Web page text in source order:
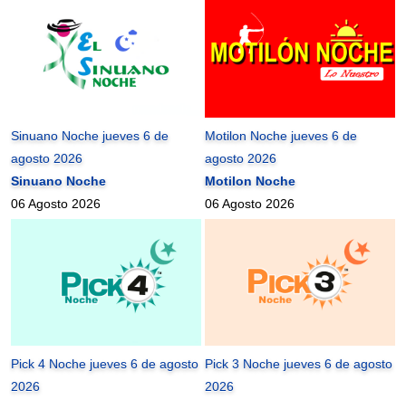
Sinuano Noche jueves 6 de
agosto 2026
Sinuano Noche
06 Agosto 2026
Motilon Noche jueves 6 de
agosto 2026
Motilon Noche
06 Agosto 2026
Pick 4 Noche jueves 6 de agosto
2026
Pick 3 Noche jueves 6 de agosto
2026